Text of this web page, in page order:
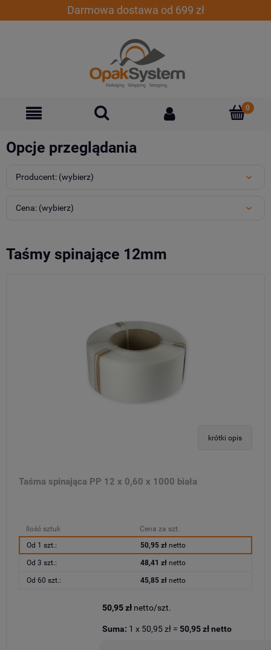
Darmowa dostawa od 699 zł
Opcje przeglądania
Producent: (wybierz)
Cena: (wybierz)
Taśmy spinające 12mm
krótki opis
Taśma spinająca PP 12 x 0,60 x 1000 biała
Ilość sztuk
Cena za szt.
Od 1 szt.:
50,95 złnetto
Od 3 szt.: 48,41 złnetto
Od 60 szt.: 45,85 złnetto
50,95 zł netto/szt.
Suma: 1 x 50,95 zł = 50,95 złnetto